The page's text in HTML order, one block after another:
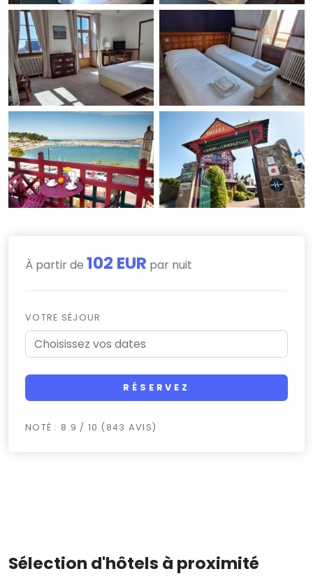
À partir de 102 EUR par nuit
VOTRE SÉJOUR
RÉSERVEZ
NOTÉ : 8.9 / 10 (843 AVIS)
Sélection d'hôtels à proximité